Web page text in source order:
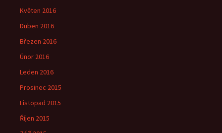
Květen 2016
Duben 2016
Březen 2016
Únor 2016
Leden 2016
Prosinec 2015
Listopad 2015
Říjen 2015